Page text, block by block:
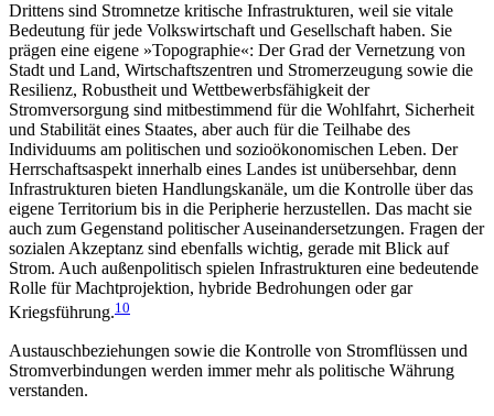
Drittens sind Stromnetze kritische Infrastrukturen, weil sie vitale
Bedeutung für jede Volkswirtschaft und Gesellschaft haben. Sie
prägen eine eigene »Topographie«: Der Grad der Vernetzung von
Stadt und Land, Wirtschaftszentren und Stromerzeugung sowie die
Resilienz, Robustheit und Wettbewerbsfähigkeit der
Stromversorgung sind mitbestimmend für die Wohl­fahrt, Sicherheit
und Stabilität eines Staates, aber auch für die Teilhabe des
Individuums am politischen und sozioökonomischen Leben. Der
Herrschaftsaspekt innerhalb eines Landes ist unübersehbar, denn
Infra­strukturen bieten Handlungskanäle, um die Kontrolle über das
eigene Territorium bis in die Peripherie her­zustellen. Das macht sie
auch zum Gegenstand poli­tischer Auseinandersetzungen. Fragen der
sozialen Akzeptanz sind ebenfalls wichtig, gerade mit Blick auf
Strom. Auch außenpolitisch spielen Infrastrukturen eine bedeutende
Rolle für Machtprojektion, hybride Bedrohungen oder gar
Kriegsführung.10
Austauschbeziehungen sowie die Kon­trolle von Stromflüssen und
Strom­verbindungen werden immer mehr als politische Währung
verstanden.